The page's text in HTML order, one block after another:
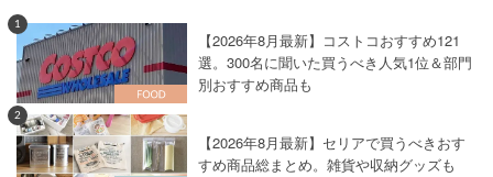
1
【2026年8月最新】コストコおすすめ121
選。300名に聞いた買うべき人気1位＆部門
別おすすめ商品も
2
【2026年8月最新】セリアで買うべきおす
すめ商品総まとめ。雑貨や収納グッズも